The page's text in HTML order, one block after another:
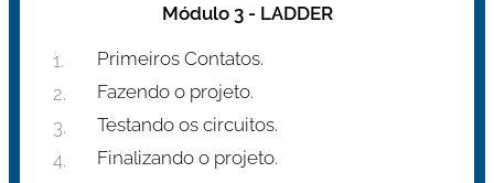
Módulo 3 - LADDER
Primeiros Contatos.
Fazendo o projeto.
Testando os circuitos.
Finalizando o projeto.